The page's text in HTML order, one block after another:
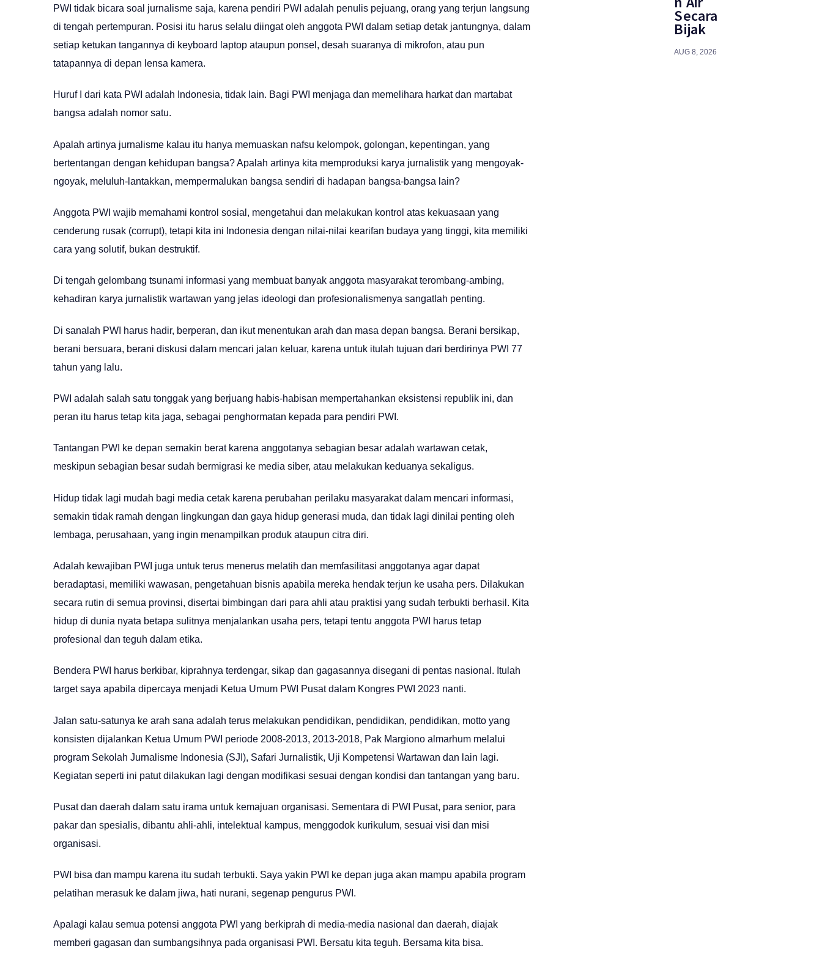
PWI tidak bicara soal jurnalisme saja, karena pendiri PWI adalah penulis pejuang, orang yang terjun langsung
di tengah pertempuran. Posisi itu harus selalu diingat oleh anggota PWI dalam setiap detak jantungnya, dalam
setiap ketukan tangannya di keyboard laptop ataupun ponsel, desah suaranya di mikrofon, atau pun
tatapannya di depan lensa kamera.
Huruf I dari kata PWI adalah Indonesia, tidak lain. Bagi PWI menjaga dan memelihara harkat dan martabat
bangsa adalah nomor satu.
Apalah artinya jurnalisme kalau itu hanya memuaskan nafsu kelompok, golongan, kepentingan, yang
bertentangan dengan kehidupan bangsa? Apalah artinya kita memproduksi karya jurnalistik yang mengoyak-
ngoyak, meluluh-lantakkan, mempermalukan bangsa sendiri di hadapan bangsa-bangsa lain?
Anggota PWI wajib memahami kontrol sosial, mengetahui dan melakukan kontrol atas kekuasaan yang
cenderung rusak (corrupt), tetapi kita ini Indonesia dengan nilai-nilai kearifan budaya yang tinggi, kita memiliki
cara yang solutif, bukan destruktif.
Di tengah gelombang tsunami informasi yang membuat banyak anggota masyarakat terombang-ambing,
kehadiran karya jurnalistik wartawan yang jelas ideologi dan profesionalismenya sangatlah penting.
Di sanalah PWI harus hadir, berperan, dan ikut menentukan arah dan masa depan bangsa. Berani bersikap,
berani bersuara, berani diskusi dalam mencari jalan keluar, karena untuk itulah tujuan dari berdirinya PWI 77
tahun yang lalu.
PWI adalah salah satu tonggak yang berjuang habis-habisan mempertahankan eksistensi republik ini, dan
peran itu harus tetap kita jaga, sebagai penghormatan kepada para pendiri PWI.
Tantangan PWI ke depan semakin berat karena anggotanya sebagian besar adalah wartawan cetak,
meskipun sebagian besar sudah bermigrasi ke media siber, atau melakukan keduanya sekaligus.
Hidup tidak lagi mudah bagi media cetak karena perubahan perilaku masyarakat dalam mencari informasi,
semakin tidak ramah dengan lingkungan dan gaya hidup generasi muda, dan tidak lagi dinilai penting oleh
lembaga, perusahaan, yang ingin menampilkan produk ataupun citra diri.
Adalah kewajiban PWI juga untuk terus menerus melatih dan memfasilitasi anggotanya agar dapat
beradaptasi, memiliki wawasan, pengetahuan bisnis apabila mereka hendak terjun ke usaha pers. Dilakukan
secara rutin di semua provinsi, disertai bimbingan dari para ahli atau praktisi yang sudah terbukti berhasil. Kita
hidup di dunia nyata betapa sulitnya menjalankan usaha pers, tetapi tentu anggota PWI harus tetap
profesional dan teguh dalam etika.
Bendera PWI harus berkibar, kiprahnya terdengar, sikap dan gagasannya disegani di pentas nasional. Itulah
target saya apabila dipercaya menjadi Ketua Umum PWI Pusat dalam Kongres PWI 2023 nanti.
Jalan satu-satunya ke arah sana adalah terus melakukan pendidikan, pendidikan, pendidikan, motto yang
konsisten dijalankan Ketua Umum PWI periode 2008-2013, 2013-2018, Pak Margiono almarhum melalui
program Sekolah Jurnalisme Indonesia (SJI), Safari Jurnalistik, Uji Kompetensi Wartawan dan lain lagi.
Kegiatan seperti ini patut dilakukan lagi dengan modifikasi sesuai dengan kondisi dan tantangan yang baru.
Pusat dan daerah dalam satu irama untuk kemajuan organisasi. Sementara di PWI Pusat, para senior, para
pakar dan spesialis, dibantu ahli-ahli, intelektual kampus, menggodok kurikulum, sesuai visi dan misi
organisasi.
PWI bisa dan mampu karena itu sudah terbukti. Saya yakin PWI ke depan juga akan mampu apabila program
pelatihan merasuk ke dalam jiwa, hati nurani, segenap pengurus PWI.
Apalagi kalau semua potensi anggota PWI yang berkiprah di media-media nasional dan daerah, diajak
memberi gagasan dan sumbangsihnya pada organisasi PWI. Bersatu kita teguh. Bersama kita bisa.
Secara
Bijak
AUG 8, 2026